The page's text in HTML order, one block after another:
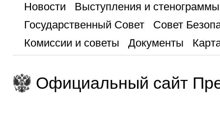
Новости
Выступления и стенограммы
Государственный Совет
Совет
Комиссии и советы
Документы
Официальный сайт